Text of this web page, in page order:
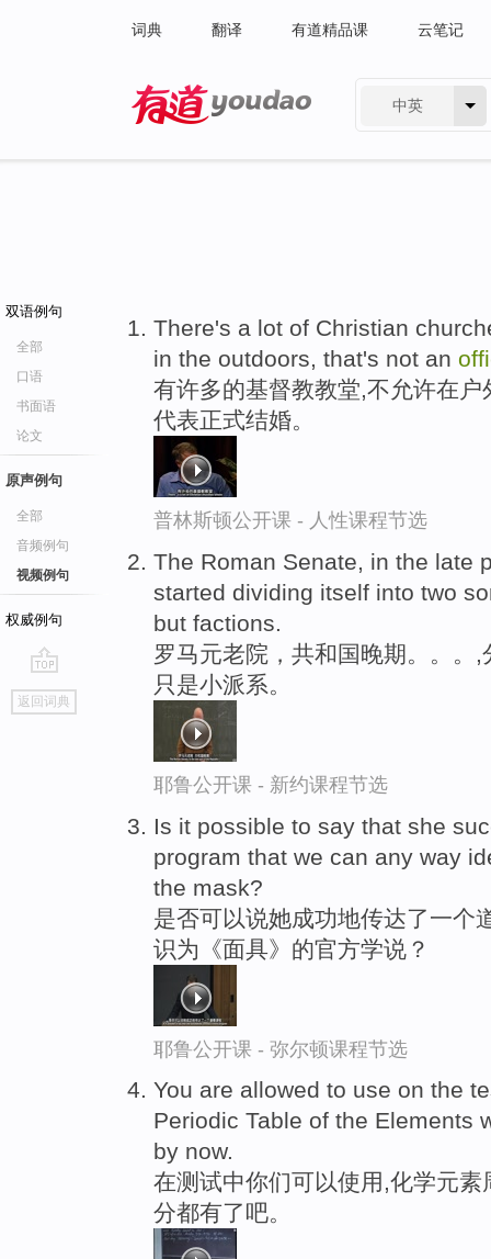
词典 翻译 有道精品课 云笔记
中英
双语例句
全部
口语
书面语
论文
原声例句
全部
音频例句
视频例句
权威例句
go
top
返回词典
There's a lot of Christian
in the outdoors, that's not an
有许多的基督教教堂,不允许在
代表正式结婚。
普林斯顿公开课 - 人性课程节选
The Roman Senate, in the late
started dividing itself into two
but factions.
罗马元老院，共和国晚期。。。
只是小派系。
耶鲁公开课 - 新约课程节选
Is it possible to say that she
program that we can any way
the mask?
是否可以说她成功地传达了一个
识为《面具》的官方学说？
耶鲁公开课 - 弥尔顿课程节选
You are allowed to use on the
Periodic Table of the Elements
by now.
在测试中你们可以使用,化学元
分都有了吧。